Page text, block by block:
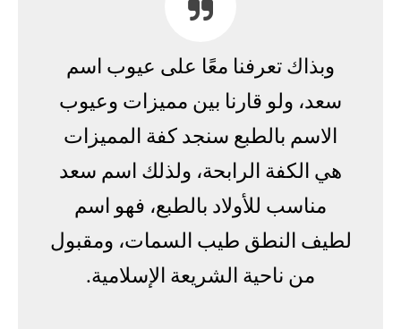
وبذاك تعرفنا معًا على عيوب اسم
سعد، ولو قارنا بين مميزات وعيوب
الاسم بالطبع سنجد كفة المميزات
هي الكفة الرابحة، ولذلك اسم سعد
مناسب للأولاد بالطبع، فهو اسم
لطيف النطق طيب السمات، ومقبول
من ناحية الشريعة الإسلامية.